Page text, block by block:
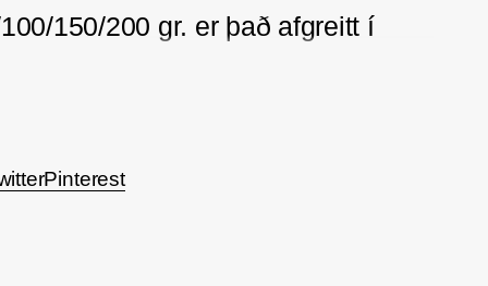
150/200 gr. er það afgreitt í
prjóna eru 24 lykkjur = 10 cm.
Pinterest